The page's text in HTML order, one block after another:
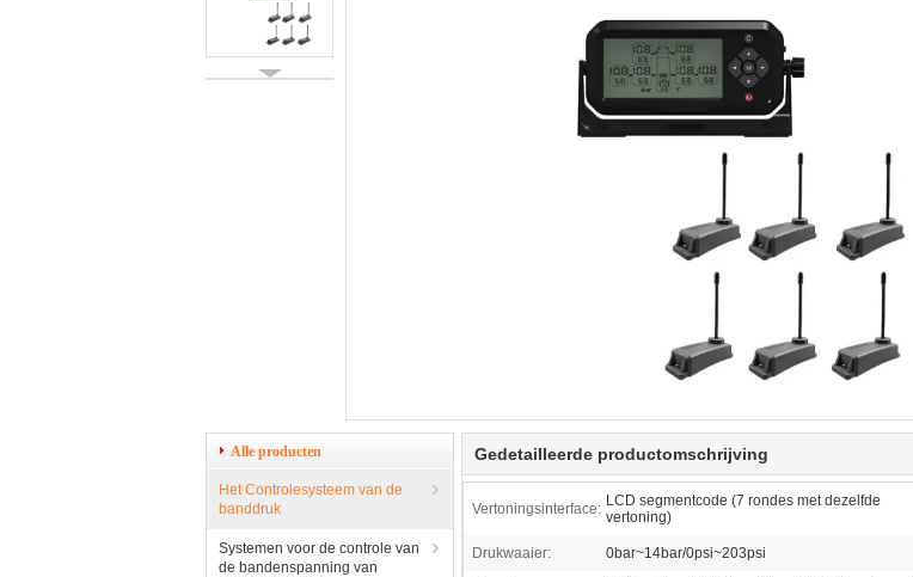
Alle producten
Het Controlesysteem van de
banddruk
Systemen voor de controle van
de bandenspanning van
Gedetailleerde productomschrijving
Vertoningsinterface: LCD segmentcode (7 rondes met dezelfde
vertoning)
Drukwaaier: 0bar~14bar/0psi~203psi